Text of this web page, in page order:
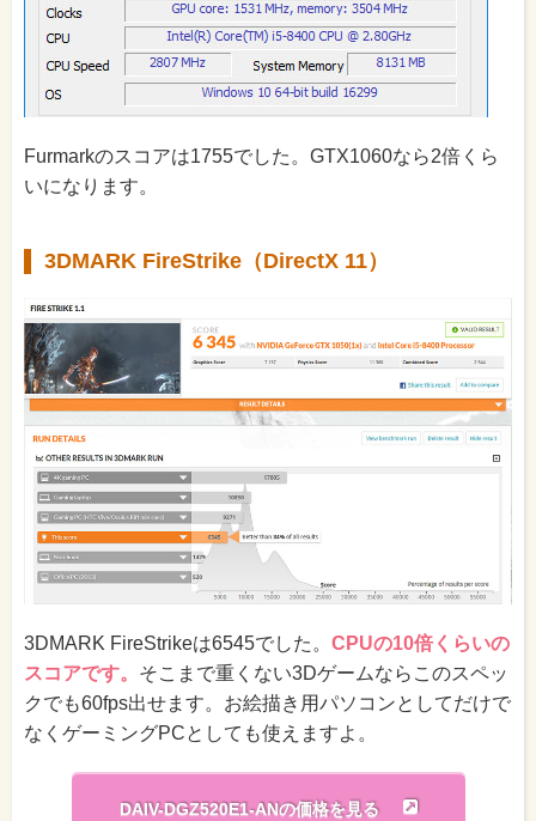
Furmarkのスコアは1755でした。GTX1060なら2倍くら
いになります。
3DMARK FireStrike（DirectX 11）
3DMARK FireStrikeは6545でした。 CPUの10倍くらいの
スコアです。 そこまで重くない3Dゲームならこのスペッ
クでも60fps出せます。お絵描き用パソコンとしてだけで
なくゲーミングPCとしても使えますよ。
DAIV-DGZ520E1-ANの価格を見る